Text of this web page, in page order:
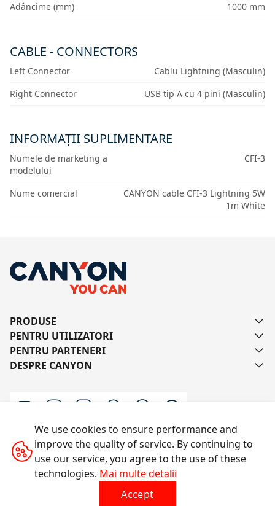
Adâncime (mm)
1000 mm
CABLE - CONNECTORS
Left Connector
Cablu Lightning (Masculin)
Right Connector
USB tip A cu 4 pini (Masculin)
INFORMAȚII SUPLIMENTARE
Numele de marketing a
modelului
CFI-3
Nume comercial
CANYON cable CFI-3 Lightning 5W
1m White
PRODUSE
PENTRU UTILIZATORI
PENTRU PARTENERI
DESPRE CANYON
Scrie-ne
Toate drepturile rezervate © 2014-2026 CANYON
We use cookies to ensure performance and
improve the quality of service. By continuing to
use our service, you agree to the use of these
technologies. Mai multe detalii
Accept